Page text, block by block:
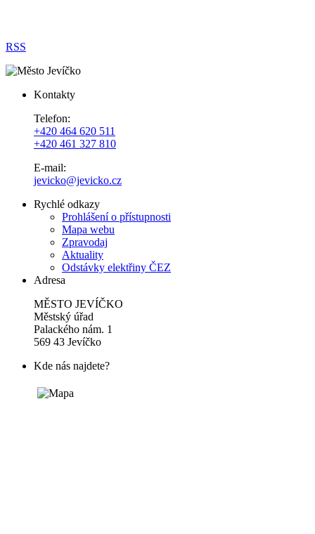
RSS
Kontakty
Telefon:
+420 464 620 511
+420 461 327 810
E-mail:
jevicko@jevicko.cz
Rychlé odkazy
Prohlášení o přístupnosti
Mapa webu
Zpravodaj
Aktuality
Odstávky elektřiny ČEZ
Adresa
MĚSTO JEVÍČKO
Městský úřad
Palackého nám. 1
569 43 Jevíčko
Kde nás najdete?